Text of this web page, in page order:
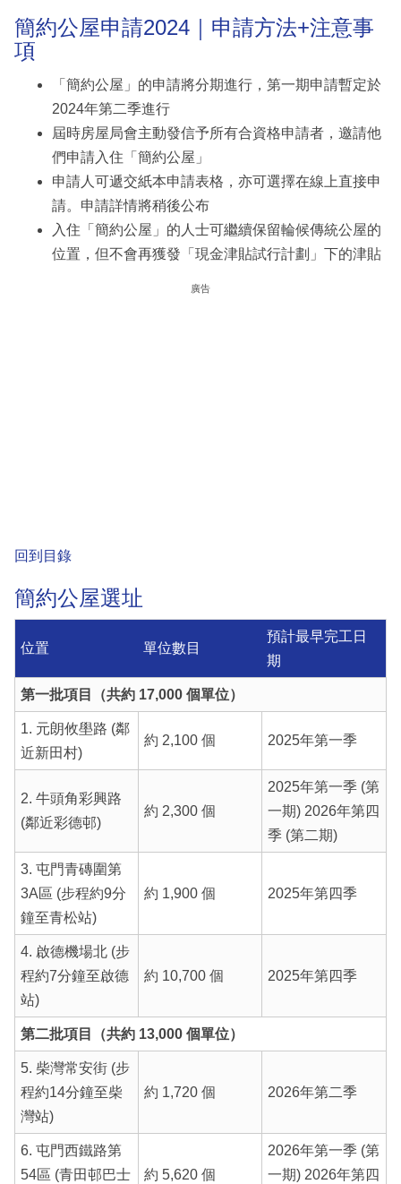
簡約公屋申請2024｜申請方法+注意事
項
「簡約公屋」的申請將分期進行，第一期申請暫定於
2024年第二季進行
屆時房屋局會主動發信予所有合資格申請者，邀請他
們申請入住「簡約公屋」
申請人可遞交紙本申請表格，亦可選擇在線上直接申
請。申請詳情將稍後公布
入住「簡約公屋」的人士可繼續保留輪候傳統公屋的
位置，但不會再獲發「現金津貼試行計劃」下的津貼
廣告
回到目錄
簡約公屋選址
位置 單位數目
預計最早完工日
期
第一批項目（共約 17,000 個單位）
1. 元朗攸壆路 (鄰
近新田村)
約 2,100 個 2025年第一季
2. 牛頭角彩興路
(鄰近彩德邨)
約 2,300 個
2025年第一季 (第
一期) 2026年第四
季 (第二期)
3. 屯門青磚圍第
3A區 (步程約9分
鐘至青松站)
約 1,900 個 2025年第四季
4. 啟德機場北 (步
程約7分鐘至啟德
站)
約 10,700 個 2025年第四季
第二批項目（共約 13,000 個單位）
5. 柴灣常安街 (步
程約14分鐘至柴
灣站)
約 1,720 個 2026年第二季
6. 屯門西鐵路第
54區 (青田邨巴士
約 5,620 個
2026年第一季 (第
一期) 2026年第四